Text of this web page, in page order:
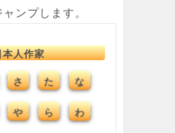
ンプします。
本人作家
さ た な
や ら わ